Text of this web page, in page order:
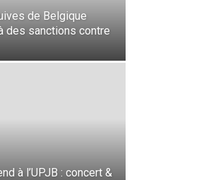
de Belgique
des sanctions contre
à l’UPJB : concert &